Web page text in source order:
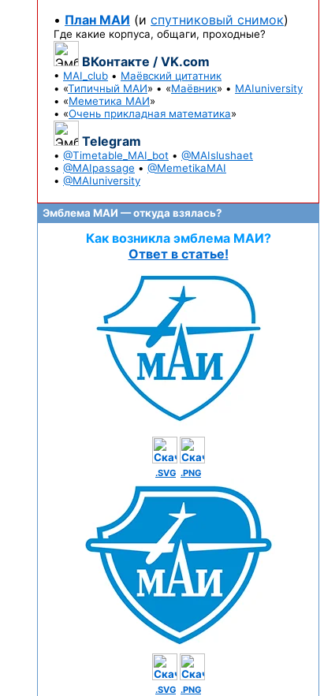
• План МАИ (и спутниковый снимок)
Где какие корпуса, общаги, проходные?
ВКонтакте / VK.com
• MAI_club • Маёвский цитатник
• «Типичный МАИ» • «Маёвник» • MAIuniversity
• «Меметика МАИ»
• «Очень прикладная математика»
Telegram
• @Timetable_MAI_bot • @MAIslushaet
• @MAIpassage • @MemetikaMAI
• @MAIuniversity
Эмблема МАИ — откуда взялась?
Как возникла эмблема МАИ?
Ответ в статье!
.SVG .PNG
.SVG .PNG